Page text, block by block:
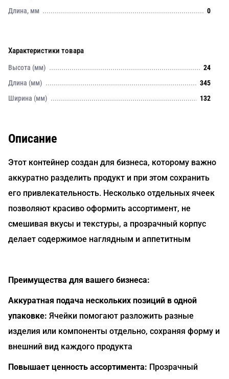
Длина, мм
0
Характеристики товара
Высота (мм)
24
Длина (мм)
345
Ширина (мм)
132
Описание
Этот контейнер создан для бизнеса, которому важно
аккуратно разделить продукт и при этом сохранить
его привлекательность. Несколько отдельных ячеек
позволяют красиво оформить ассортимент, не
смешивая вкусы и текстуры, а прозрачный корпус
делает содержимое наглядным и аппетитным
Преимущества для вашего бизнеса:
Аккуратная подача нескольких позиций в одной
упаковке: Ячейки помогают разложить разные
изделия или компоненты отдельно, сохраняя форму и
внешний вид каждого продукта
Повышает ценность ассортимента: Прозрачный